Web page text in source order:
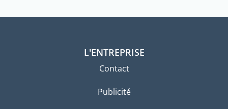
L'ENTREPRISE
Contact
Publicité